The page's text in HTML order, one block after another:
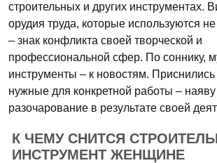
строительных и других инструментах.
орудия труда, которые используются
– знак конфликта своей творческой и
профессиональной сфер. По соннику,
инструменты – к новостям.
нужные для конкретной работы –
разочарование в результате своей
К ЧЕМУ СНИТСЯ
ИНСТРУМЕНТ ЖЕНЩИНЕ